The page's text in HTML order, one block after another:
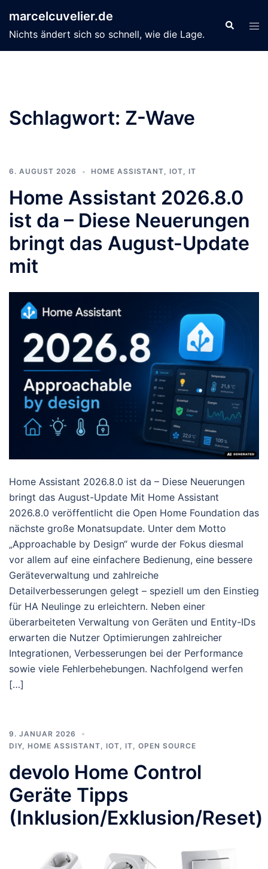
Inhalt
springen
marcelcuvelier.de
Nichts ändert sich so schnell, wie die Lage.
Suche
Schlagwort: Z-Wave
6. AUGUST 2026 HOME ASSISTANT, IOT, IT
Home Assistant 2026.8.0
ist da – Diese Neuerungen
bringt das August-Update
mit
Home Assistant 2026.8.0 ist da – Diese Neuerungen
bringt das August-Update Mit Home Assistant
2026.8.0 veröffentlicht die Open Home Foundation das
nächste große Monatsupdate. Unter dem Motto
„Approachable by Design“ wurde der Fokus diesmal
vor allem auf eine einfachere Bedienung, eine bessere
Geräteverwaltung und zahlreiche
Detailverbesserungen gelegt – speziell um den Einstieg
für HA Neulinge zu erleichtern. Neben einer
überarbeiteten Verwaltung von Geräten und Entity-IDs
erwarten die Nutzer Optimierungen zahlreicher
Integrationen, Verbesserungen bei der Performance
sowie viele Fehlerbehebungen. Nachfolgend werfen
[…]
9. JANUAR 2026
DIY
HOME ASSISTANT IOT IT OPEN SOURCE
devolo Home Control
Geräte Tipps
(Inklusion/Exklusion/Reset)